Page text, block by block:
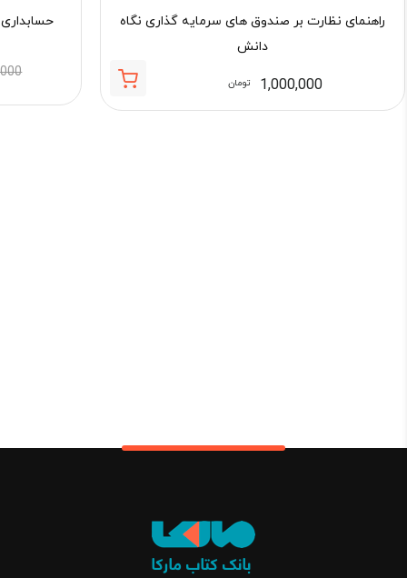
راهنمای نظارت بر صندوق های سرمایه گذاری نگاه
دانش
1,000,000 تومان